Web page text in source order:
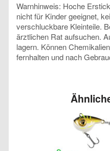
Warnhinweis: Hoche
nicht für Kinder geeignet,
verschluckbare Kleinteile.
ärztlichen Rat aufsuchen.
lagern. Können
fernhalten und nach